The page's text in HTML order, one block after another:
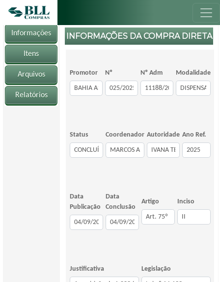
Informações
Itens
Arquivos
Relatórios
INFORMAÇÕES DA COMPRA DIRETA
Promotor Nº Nº Adm Modalidade
Status Coordenador Autoridade Ano Ref.
Data
Publicação
Data
Conclusão
Artigo Inciso
Justificativa Legislação